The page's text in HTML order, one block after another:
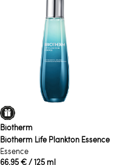
Biotherm
Biotherm Life Plankton Essence
Essence
66,95 €/ 125 ml